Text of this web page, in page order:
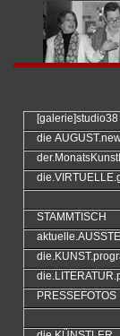
[galerie]studio38
die
STAMMTISCH
PRESSEFOTOS